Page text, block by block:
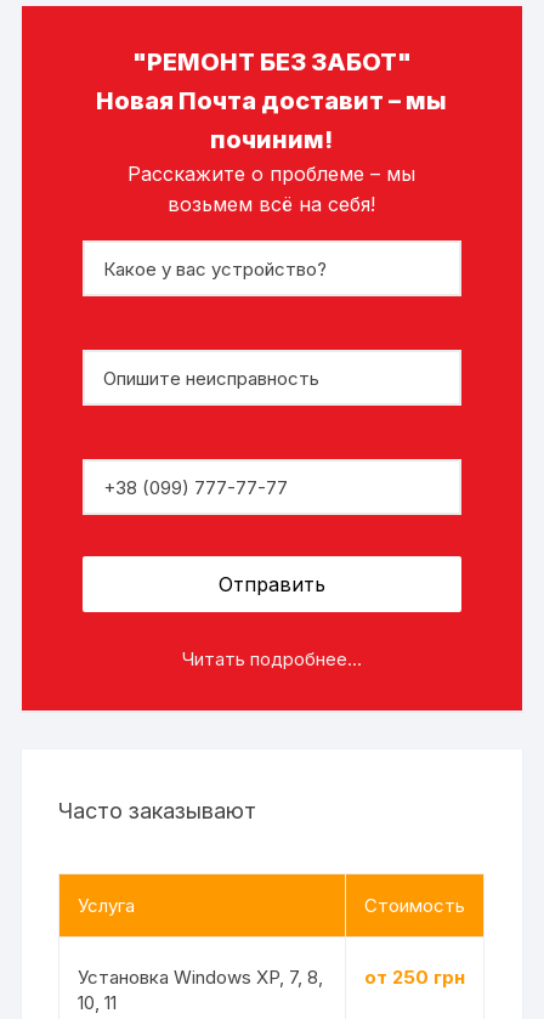
"РЕМОНТ БЕЗ ЗАБОТ"
Новая Почта доставит – мы
починим!
Расскажите о проблеме – мы
возьмем всё на себя!
Читать подробнее...
Часто заказывают
Услуга Стоимость
Установка Windows XP, 7, 8,
10, 11
от 250 грн